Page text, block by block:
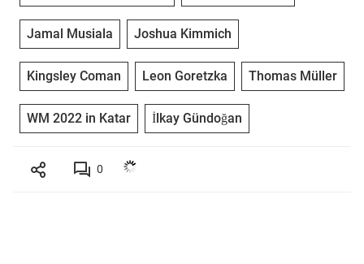
Jamal Musiala Joshua Kimmich
Kingsley Coman Leon Goretzka Thomas Müller
WM 2022 in Katar İlkay Gündoğan
0